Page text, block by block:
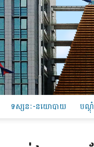
ទស្សនៈ-នយោបាយ បណ្